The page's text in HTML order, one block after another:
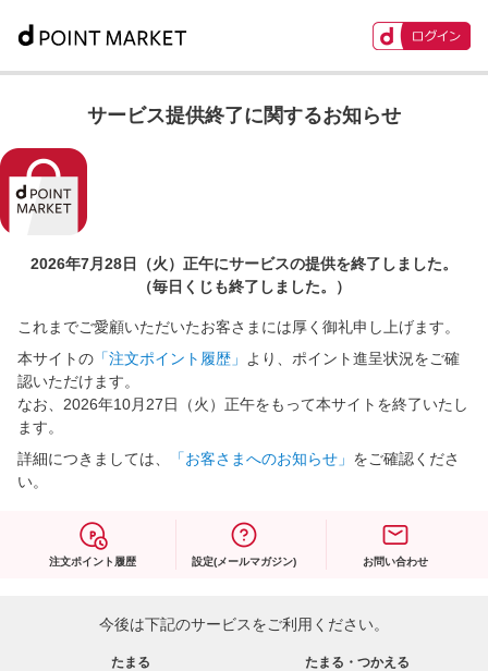
サービス提供終了に関するお知らせ
2026年7月28日（火）正午にサービスの提供を終了しました。
（毎日くじも終了しました。）
これまでご愛顧いただいたお客さまには厚く御礼申し上げます。
本サイトの 「注文ポイント履歴」
より、ポイント進呈状況をご確
認いただけます。
なお、2026年10月27日（火）正午をもって本サイトを終了いたし
ます。
詳細につきましては、
「お客さまへのお知らせ」 をご確認くださ
い。
注文ポイント履歴 設定(メールマガジン) お問い合わせ
今後は下記のサービスをご利用ください。
たまる たまる・つかえる